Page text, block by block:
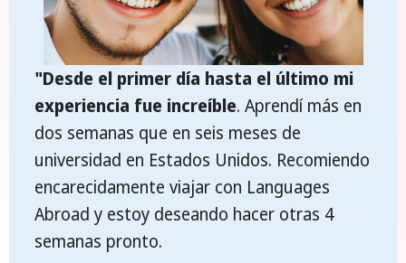
"Desde el primer día hasta el último mi
experiencia fue increíble. Aprendí más en
dos semanas que en seis meses de
universidad en Estados Unidos. Recomiendo
encarecidamente viajar con Languages
Abroad y estoy deseando hacer otras 4
semanas pronto.